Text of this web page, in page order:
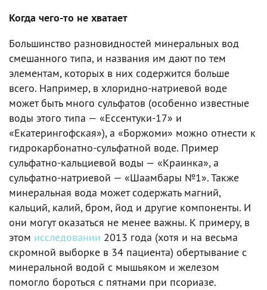
Когда чего-то не хватает
Большинство разновидностей минеральных вод
смешанного типа, и названия им дают по тем
элементам, которых в них содержится больше
всего. Например, в хлоридно-натриевой воде
может быть много сульфатов (особенно известные
воды этого типа — «Ессентуки-17» и
«Екатерингофская»), а «Боржоми» можно отнести к
гидрокарбонатно-сульфатной воде. Пример
сульфатно-кальциевой воды — «Краинка», а
сульфатно-натриевой — «Шаамбары №1». Также
минеральная вода может содержать магний,
кальций, калий, бром, йод и другие компоненты. И
они могут оказаться не менее важны. К примеру, в
этом исследовании 2013 года (хотя и на весьма
скромной выборке в 34 пациента) обертывание с
минеральной водой с мышьяком и железом
помогло бороться с пятнами при псориазе.